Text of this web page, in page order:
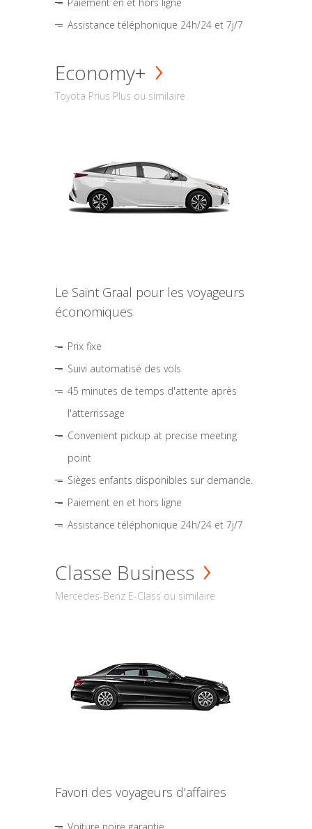
Assistance téléphonique 24h/24 et 7j/7
Economy+
Toyota Prius Plus ou similaire
Le Saint Graal pour les voyageurs
économiques
Prix fixe
Suivi automatisé des vols
45 minutes de temps d'attente après
l'atterrissage
Convenient pickup at precise meeting
point
Sièges enfants disponibles sur demande.
Paiement en et hors ligne
Assistance téléphonique 24h/24 et 7j/7
Classe Business
Mercedes-Benz E-Class ou similaire
Favori des voyageurs d'affaires